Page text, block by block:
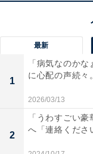
最新
1
「病気なのか
に心配の声続々
2026/03/13
2
「うわすごい
へ「連絡くださ